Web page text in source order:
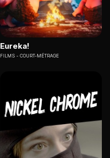
Eureka!
FILMS COURT-MÉTRAGE